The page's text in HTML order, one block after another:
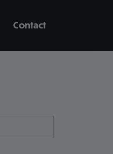
Contact